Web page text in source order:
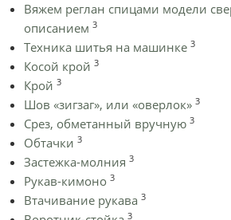
Вяжем реглан спицами модели
описанием 3
Техника шитья на машинке 3
Косой крой 3
Крой 3
Шов «зигзаг», или «оверлок» 3
Срез, обметанный вручную 3
Обтачки 3
Застежка-молния 3
Рукав-кимоно 3
Втачивание рукава 3
3